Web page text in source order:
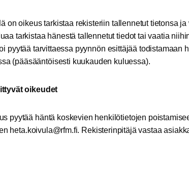
on oikeus tarkistaa rekisteriin tallennetut tietonsa
tarkistaa hänestä tallennetut tiedot tai vaatia
pyytää tarvittaessa pyynnön esittäjää
(pääsääntöisesti kuukauden kuluessa).
oikeudet
pyytää häntä koskevien henkilötietojen
if.mf
r@alu
viok.
ateh
. Rekisterinpitäjä vastaa